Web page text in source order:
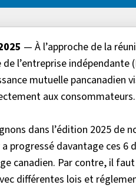
— À l’approche de la
l’entreprise
mutuelle
aux consommateurs.
dans l’édition 2025 de
progressé davantage ces 6
canadien. Par contre, il
différentes lois et